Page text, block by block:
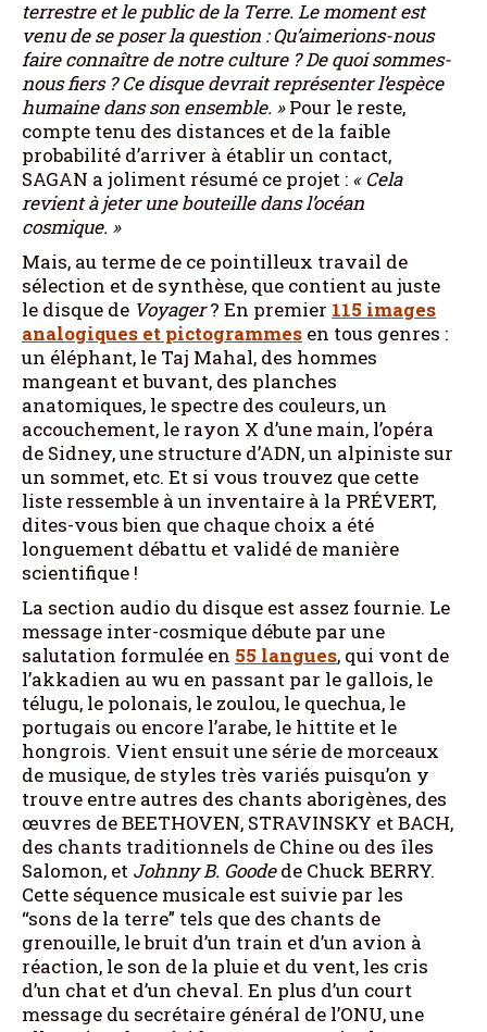
terrestre et le public de la Terre. Le moment est
venu de se poser la question : Qu’aimerions-nous
faire connaître de notre culture ? De quoi sommes-
nous fiers ? Ce disque devrait représenter l’espèce
humaine dans son ensemble. »Pour le reste,
compte tenu des distances et de la faible
probabilité d’arriver à établir un contact,
SAGAN a joliment résumé ce projet : « Cela
revient à jeter une bouteille dans l’océan
cosmique. »
Mais, au terme de ce pointilleux travail de
sélection et de synthèse, que contient au juste
le disque de Voyager? En premier 115 images
analogiques et pictogrammes en tous genres :
un éléphant, le Taj Mahal, des hommes
mangeant et buvant, des planches
anatomiques, le spectre des couleurs, un
accouchement, le rayon X d’une main, l’opéra
de Sidney, une structure d’ADN, un alpiniste sur
un sommet, etc. Et si vous trouvez que cette
liste ressemble à un inventaire à la PRÉVERT,
dites-vous bien que chaque choix a été
longuement débattu et validé de manière
scientifique !
La section audio du disque est assez fournie. Le
message inter-cosmique débute par une
salutation formulée en 55 langues, qui vont de
l’akkadien au wu en passant par le gallois, le
télugu, le polonais, le zoulou, le quechua, le
portugais ou encore l’arabe, le hittite et le
hongrois. Vient ensuit une série de morceaux
de musique, de styles très variés puisqu’on y
trouve entre autres des chants aborigènes, des
œuvres de BEETHOVEN, STRAVINSKY et BACH,
des chants traditionnels de Chine ou des îles
Salomon, et Johnny B. Goodede Chuck BERRY.
Cette séquence musicale est suivie par les
“sons de la terre” tels que des chants de
grenouille, le bruit d’un train et d’un avion à
réaction, le son de la pluie et du vent, les cris
d’un chat et d’un cheval. En plus d’un court
message du secrétaire général de l’ONU, une